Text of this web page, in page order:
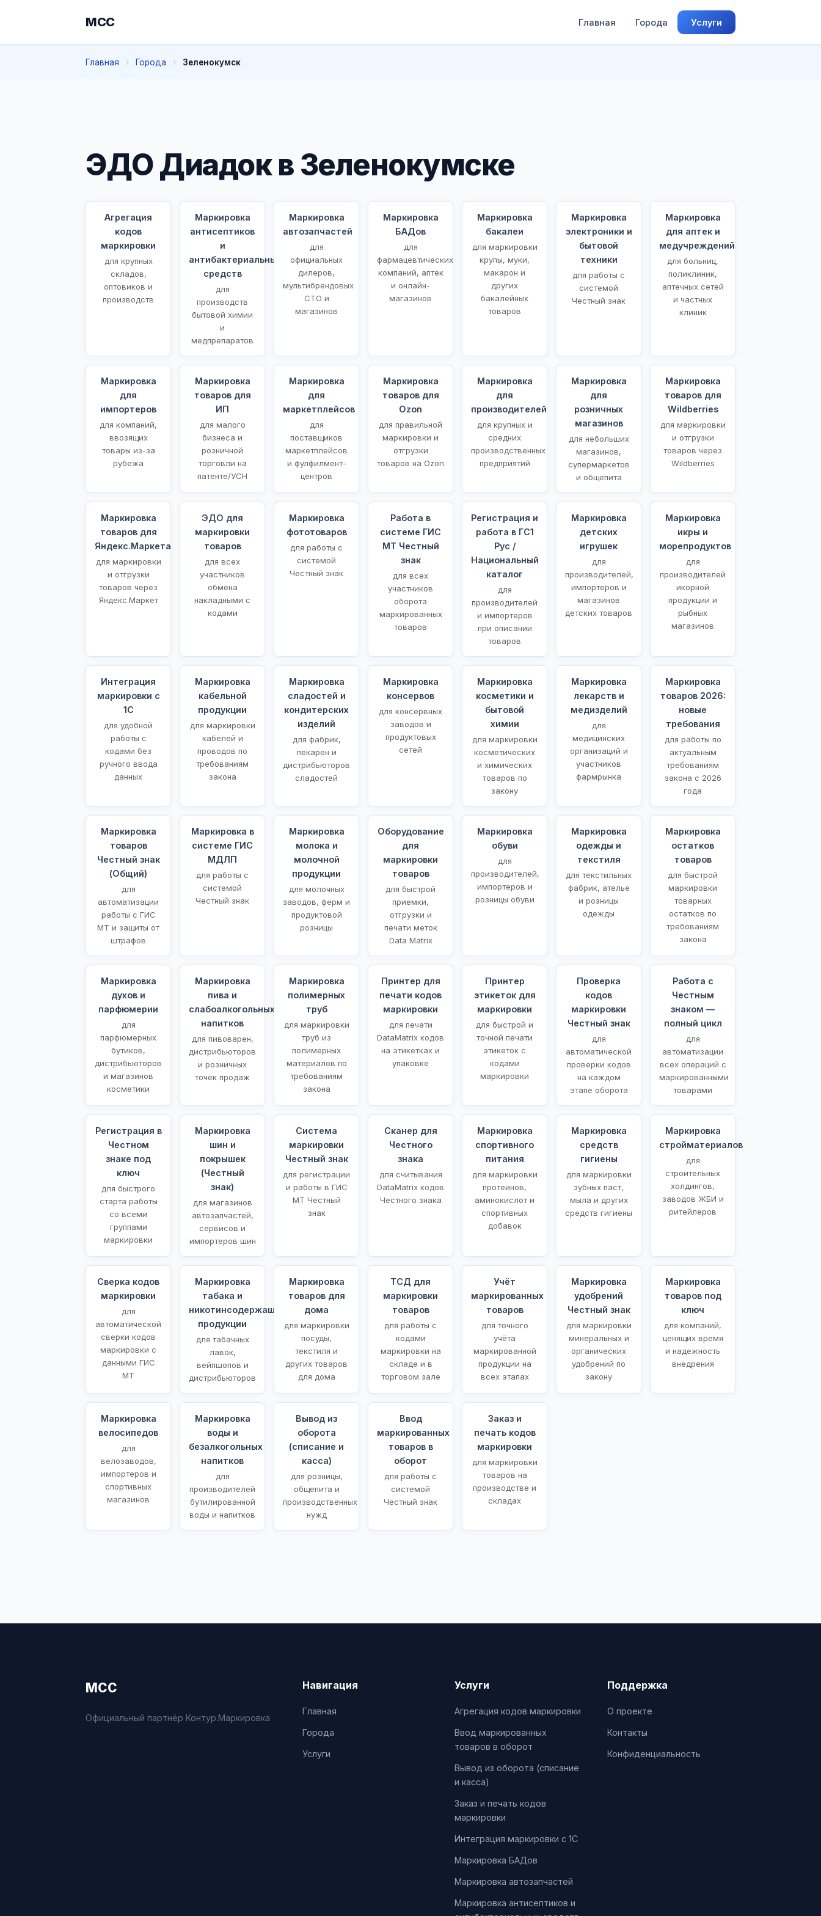
МСС Главная Города Услуги
Главная Города Зеленокумск
ЭДО Диадок в Зеленокумске
Агрегация
кодов
маркировки
для крупных
складов,
оптовиков и
производств
Маркировка
антисептиков
и
антибактериальных
средств
для
производств
бытовой химии
и
медпрепаратов
Маркировка
автозапчастей
для
официальных
дилеров,
мультибрендовых
СТО и
магазинов
Маркировка
БАДов
для
фармацевтических
компаний, аптек
и онлайн-
магазинов
Маркировка
бакалеи
для маркировки
крупы, муки,
макарон и
других
бакалейных
товаров
Маркировка
электроники и
бытовой
техники
для работы с
системой
Честный знак
Маркировка
для аптек и
медучреждений
для больниц,
поликлиник,
аптечных сетей
и частных
клиник
Маркировка
для
импортеров
для компаний,
ввозящих
товары из-за
рубежа
Маркировка
товаров для
ИП
для малого
бизнеса и
розничной
торговли на
патенте/УСН
Маркировка
для
маркетплейсов
для
поставщиков
маркетплейсов
и фулфилмент-
центров
Маркировка
товаров для
Ozon
для правильной
маркировки и
отгрузки
товаров на Ozon
Маркировка
для
производителей
для крупных и
средних
производственных
предприятий
Маркировка
для
розничных
магазинов
для небольших
магазинов,
супермаркетов
и общепита
Маркировка
товаров для
Wildberries
для маркировки
и отгрузки
товаров через
Wildberries
Маркировка
товаров для
Яндекс.Маркета
для маркировки
и отгрузки
товаров через
Яндекс.Маркет
ЭДО для
маркировки
товаров
для всех
участников
обмена
накладными с
кодами
Маркировка
фототоваров
для работы с
системой
Честный знак
Работа в
системе ГИС
МТ Честный
знак
для всех
участников
оборота
маркированных
товаров
Регистрация и
работа в ГС1
Рус /
Национальный
каталог
для
производителей
и импортеров
при описании
товаров
Маркировка
детских
игрушек
для
производителей,
импортеров и
магазинов
детских товаров
Маркировка
икры и
морепродуктов
для
производителей
икорной
продукции и
рыбных
магазинов
Интеграция
маркировки с
1С
для удобной
работы с
кодами без
ручного ввода
данных
Маркировка
кабельной
продукции
для маркировки
кабелей и
проводов по
требованиям
закона
Маркировка
сладостей и
кондитерских
изделий
для фабрик,
пекарен и
дистрибьюторов
сладостей
Маркировка
консервов
для консервных
заводов и
продуктовых
сетей
Маркировка
косметики и
бытовой
химии
для маркировки
косметических
и химических
товаров по
закону
Маркировка
лекарств и
медизделий
для
медицинских
организаций и
участников
фармрынка
Маркировка
товаров 2026:
новые
требования
для работы по
актуальным
требованиям
закона с 2026
года
Маркировка
товаров
Честный знак
(Общий)
для
автоматизации
работы с ГИС
МТ и защиты от
штрафов
Маркировка в
системе ГИС
МДЛП
для работы с
системой
Честный знак
Маркировка
молока и
молочной
продукции
для молочных
заводов, ферм и
продуктовой
розницы
Оборудование
для
маркировки
товаров
для быстрой
приемки,
отгрузки и
печати меток
Data Matrix
Маркировка
обуви
для
производителей,
импортеров и
розницы обуви
Маркировка
одежды и
текстиля
для текстильных
фабрик, ателье
и розницы
одежды
Маркировка
остатков
товаров
для быстрой
маркировки
товарных
остатков по
требованиям
закона
Маркировка
духов и
парфюмерии
для
парфюмерных
бутиков,
дистрибьюторов
и магазинов
косметики
Маркировка
пива и
слабоалкогольных
напитков
для пивоварен,
дистрибьюторов
и розничных
точек продаж
Маркировка
полимерных
труб
для маркировки
труб из
полимерных
материалов по
требованиям
закона
Принтер для
печати кодов
маркировки
для печати
DataMatrix кодов
на этикетках и
упаковке
Принтер
этикеток для
маркировки
для быстрой и
точной печати
этикеток с
кодами
маркировки
Проверка
кодов
маркировки
Честный знак
для
автоматической
проверки кодов
на каждом
этапе оборота
Работа с
Честным
знаком —
полный цикл
для
автоматизации
всех операций с
маркированными
товарами
Регистрация в
Честном
знаке под
ключ
для быстрого
старта работы
со всеми
группами
маркировки
Маркировка
шин и
покрышек
(Честный
знак)
для магазинов
автозапчастей,
сервисов и
импортеров шин
Система
маркировки
Честный знак
для регистрации
и работы в ГИС
МТ Честный
знак
Сканер для
Честного
знака
для считывания
DataMatrix кодов
Честного знака
Маркировка
спортивного
питания
для маркировки
протеинов,
аминокислот и
спортивных
добавок
Маркировка
средств
гигиены
для маркировки
зубных паст,
мыла и других
средств гигиены
Маркировка
стройматериалов
для
строительных
холдингов,
заводов ЖБИ и
ритейлеров
Сверка кодов
маркировки
для
автоматической
сверки кодов
маркировки с
данными ГИС
МТ
Маркировка
табака и
никотинсодержащей
продукции
для табачных
лавок,
вейпшопов и
дистрибьюторов
Маркировка
товаров для
дома
для маркировки
посуды,
текстиля и
других товаров
для дома
ТСД для
маркировки
товаров
для работы с
кодами
маркировки на
складе и в
торговом зале
Учёт
маркированных
товаров
для точного
учёта
маркированной
продукции на
всех этапах
Маркировка
удобрений
Честный знак
для маркировки
минеральных и
органических
удобрений по
закону
Маркировка
товаров под
ключ
для компаний,
ценящих время
и надежность
внедрения
Маркировка
велосипедов
для
велозаводов,
импортеров и
спортивных
магазинов
Маркировка
воды и
безалкогольных
напитков
для
производителей
бутилированной
воды и напитков
Вывод из
оборота
(списание и
касса)
для розницы,
общепита и
производственных
нужд
Ввод
маркированных
товаров в
оборот
для работы с
системой
Честный знак
Заказ и
печать кодов
маркировки
для маркировки
товаров на
производстве и
складах
МСС
Официальный партнёр Контур.Маркировка
Навигация
Главная
Города
Услуги
Услуги
Агрегация кодов маркировки
Ввод маркированных
товаров в оборот
Вывод из оборота (списание
и касса)
Заказ и печать кодов
маркировки
Интеграция маркировки с 1С
Маркировка БАДов
Маркировка автозапчастей
Маркировка антисептиков и
Поддержка
О проекте
Контакты
Конфиденциальность